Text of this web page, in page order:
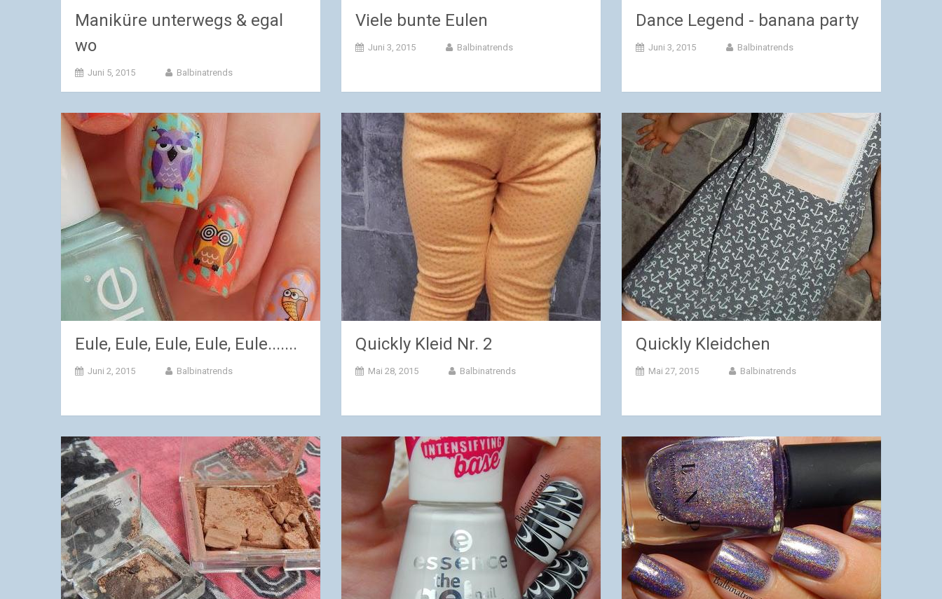
Maniküre unterwegs & egal
wo
Juni 5, 2015 Balbinatrends
Viele bunte Eulen
Juni 3, 2015 Balbinatrends
Dance Legend - banana party
Juni 3, 2015 Balbinatrends
Eule, Eule, Eule, Eule, Eule.......
Juni 2, 2015 Balbinatrends
Quickly Kleid Nr. 2
Mai 28, 2015 Balbinatrends
Quickly Kleidchen
Mai 27, 2015 Balbinatrends